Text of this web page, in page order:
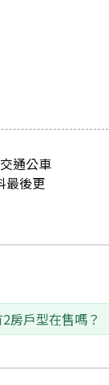
通公車
最後更
房戶型在售嗎？